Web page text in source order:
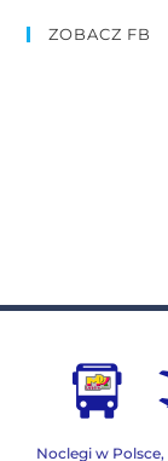
ZOBACZ FB
Noclegi w Polsce,